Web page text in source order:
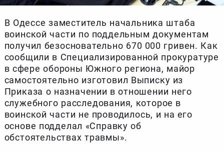
В Одессе заместитель начальника штаба
воинской части по поддельным документам
получил безосновательно 670 000 гривен. Как
сообщили в Специализированной прокуратуре
в сфере обороны Южного региона, майор
самостоятельно изготовил Выписку из
Приказа о назначении в отношении него
служебного расследования, которое в
воинской части не проводилось, и на его
основе подделал «Справку об
обстоятельствах травмы».